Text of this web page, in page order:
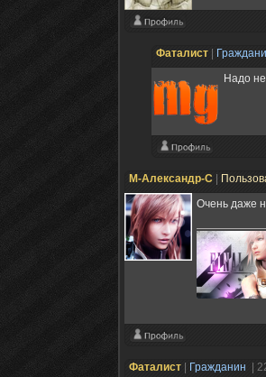
Фаталист
Надо
М-Александр-С
Очень даже
Фаталист Гражданин |